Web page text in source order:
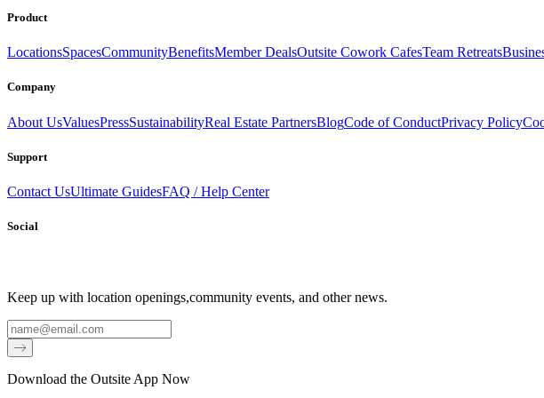
Book a Stay
Product
LocationsSpacesCommunityBenefitsMember DealsOutsite Cowork CafesTeam Retreats
Company
About UsValuesPressSustainabilityReal Estate PartnersBlogCode of ConductPrivacy Policy
Support
Contact UsUltimate GuidesFAQ / Help Center
Social
Keep up with location openings,community events, and other news.
Email
Download the Outsite App Now